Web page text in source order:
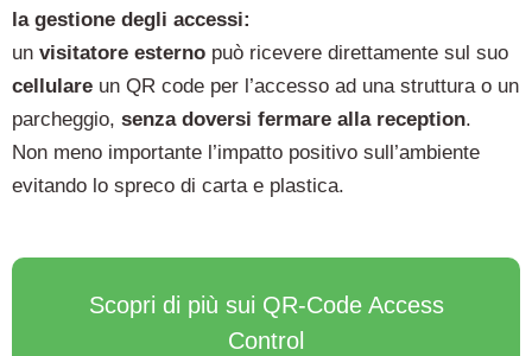
la gestione degli accessi:
un visitatore esterno può ricevere direttamente sul suo
cellulare un QR code per l’accesso ad una struttura o un
parcheggio, senza doversi fermare alla reception.
Non meno importante l’impatto positivo sull’ambiente
evitando lo spreco di carta e plastica.
Scopri di più sui QR-Code Access
Control